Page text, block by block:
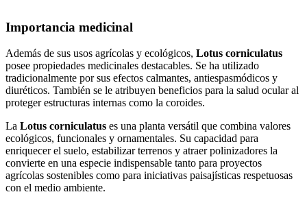
Importancia medicinal
Además de sus usos agrícolas y ecológicos, Lotus corniculatus
posee propiedades medicinales destacables. Se ha utilizado
tradicionalmente por sus efectos calmantes, antiespasmódicos y
diuréticos. También se le atribuyen beneficios para la salud ocular al
proteger estructuras internas como la coroides.
La Lotus corniculatus es una planta versátil que combina valores
ecológicos, funcionales y ornamentales. Su capacidad para
enriquecer el suelo, estabilizar terrenos y atraer polinizadores la
convierte en una especie indispensable tanto para proyectos
agrícolas sostenibles como para iniciativas paisajísticas respetuosas
con el medio ambiente.